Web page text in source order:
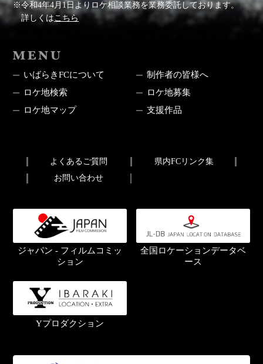
※令和4年4月1日よりロケ相談業務を業務委託しております。
詳しくはこちら
いばらきFCについて
制作者の皆様へ
ロケ地検索
ロケ地募集
ロケ地マップ
支援作品
よくあるご質問
県内FCリンク集
お問い合わせ
ジャパン - フィルムコミッ
ション
全国ロケーションデータベ
ース
Yプロダクション